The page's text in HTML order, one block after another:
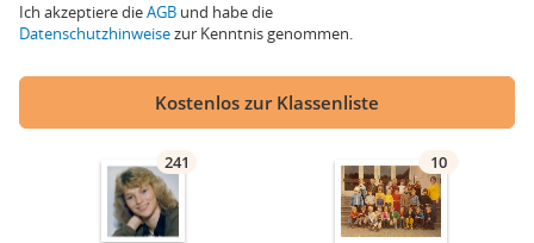
Ich akzeptiere dieAGB und habe die
Datenschutzhinweisezur Kenntnis genommen.
Kostenlos zur Klassenliste
241 10